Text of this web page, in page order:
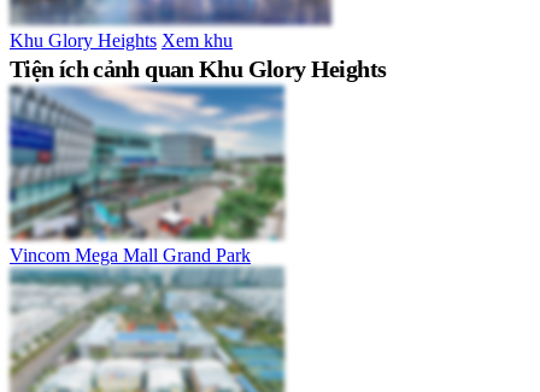
Khu Glory Heights Xem khu
Tiện ích cảnh quan Khu Glory Heights
Vincom Mega Mall Grand Park